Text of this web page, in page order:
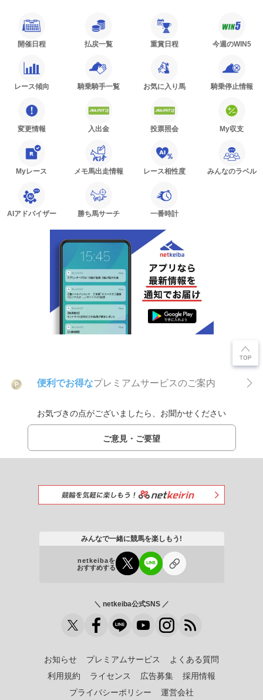
開催日程 払戻一覧 重賞日程 今週のWIN5
レース傾向 騎乗騎手一覧 お気に入り馬 騎乗停止情報
変更情報 入出金 投票照会 My収支
Myレース メモ馬出走情報 レース相性度 みんなのラベル
AIアドバイザー 勝ち馬サーチ 一番時計
P 便利でお得なプレミアムサービスのご案内
お気づきの点がございましたら、お聞かせください
ご意見・ご要望
みんなで一緒に競馬を楽しもう!
netkeibaを
おすすめする
＼ netkeiba公式SNS ／
お知らせ プレミアムサービス
よくある質問
利用規約
ライセンス 広告募集
採用情報
プライバシーポリシー
運営会社